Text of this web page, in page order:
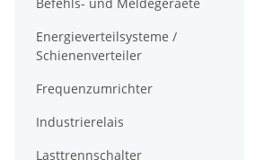
Energieverteilsysteme /
Schienenverteiler
Frequenzumrichter
Industrierelais
Lasttrennschalter